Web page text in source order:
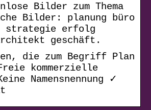
Bilder zum Thema
Bilder: planung büro
strategie erfolg
geschäft.
die zum Begriff Plan
kommerzielle
Namensnennung ✓